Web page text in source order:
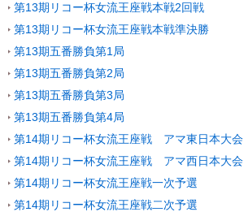
第13期リコー杯女流王座戦本戦2回戦
第13期リコー杯女流王座戦本戦準決勝
第13期五番勝負第1局
第13期五番勝負第2局
第13期五番勝負第3局
第13期五番勝負第4局
第14期リコー杯女流王座戦 アマ東日本大会
第14期リコー杯女流王座戦 アマ西日本大会
第14期リコー杯女流王座戦一次予選
第14期リコー杯女流王座戦二次予選